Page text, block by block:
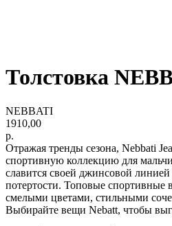
Толстовка
NEBBATI
1910,00
р.
Отражая тренды сезона, Nebbati
спортивную коллекцию для
славится своей джинсовой
потертости. Топовые
смелыми цветами, стильными
Выбирайте вещи Nebatt, чтобы